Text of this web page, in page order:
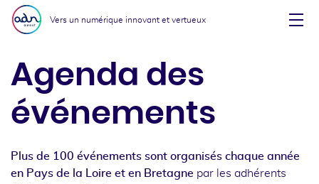
Aller au menu
Aller au contenu
Vers un numérique innovant et vertueux
Agenda des
événements
Plus de 100 événements sont organisés chaque année
en Pays de la Loire et en Bretagne par les adhérents